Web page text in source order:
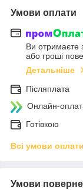
Умови оплати
Ви отримаєте
або гроші
Детальніше
Післяплата
Онлайн-
Готівкою
Всі умови оплати
Умови